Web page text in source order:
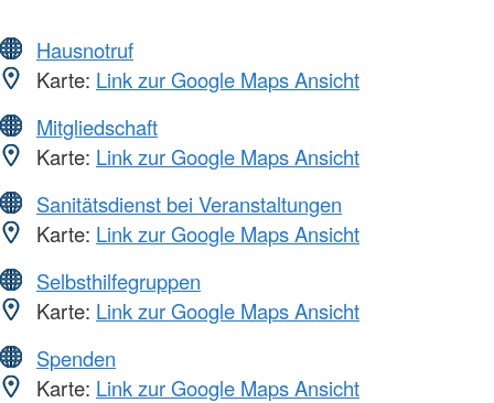
Hausnotruf
Karte: Link zur Google Maps Ansicht
Mitgliedschaft
Karte: Link zur Google Maps Ansicht
Sanitätsdienst bei Veranstaltungen
Karte: Link zur Google Maps Ansicht
Selbsthilfegruppen
Karte: Link zur Google Maps Ansicht
Spenden
Karte: Link zur Google Maps Ansicht